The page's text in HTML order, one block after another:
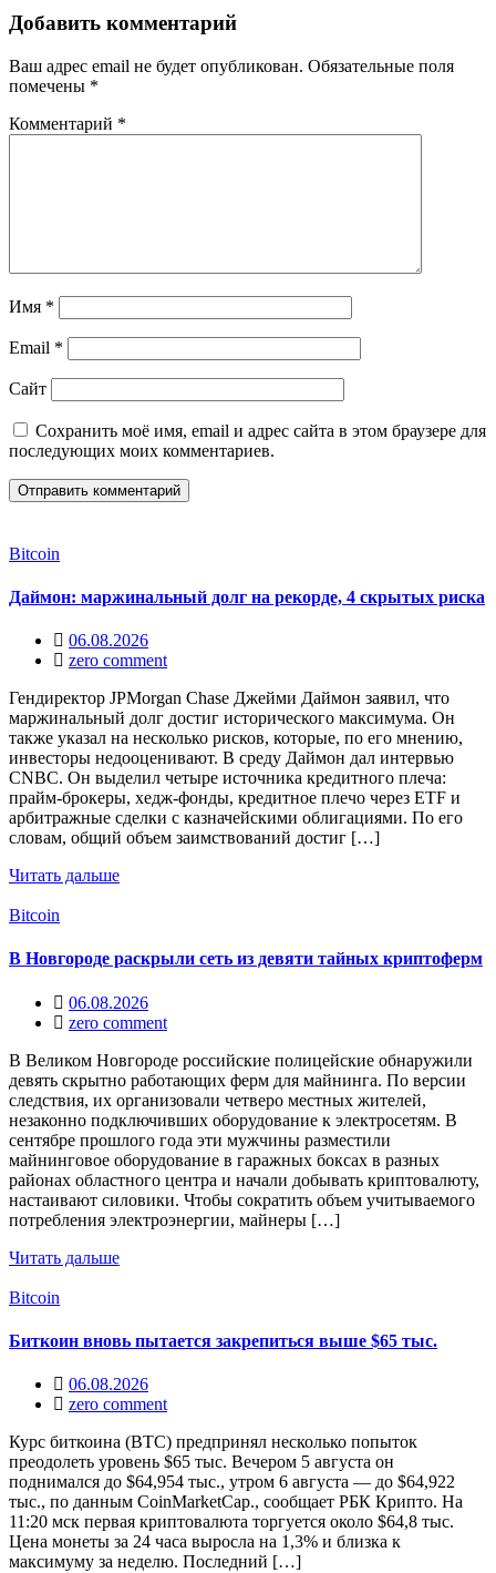
Добавить комментарий
Ваш адрес email не будет опубликован. Обязательные поля
помечены *
Комментарий *
Имя *
Email *
Сайт
Сохранить моё имя, email и адрес сайта в этом браузере для
последующих моих комментариев.
Bitcoin
Даймон: маржинальный долг на рекорде, 4 скрытых риска
06.08.2026
zero comment
Гендиректор JPMorgan Chase Джейми Даймон заявил, что
маржинальный долг достиг исторического максимума. Он
также указал на несколько рисков, которые, по его мнению,
инвесторы недооценивают. В среду Даймон дал интервью
CNBC. Он выделил четыре источника кредитного плеча:
прайм-брокеры, хедж-фонды, кредитное плечо через ETF и
арбитражные сделки с казначейскими облигациями. По его
словам, общий объем заимствований достиг […]
Читать дальше
Bitcoin
В Новгороде раскрыли сеть из девяти тайных криптоферм
06.08.2026
zero comment
В Великом Новгороде российские полицейские обнаружили
девять скрытно работающих ферм для майнинга. По версии
следствия, их организовали четверо местных жителей,
незаконно подключивших оборудование к электросетям. В
сентябре прошлого года эти мужчины разместили
майнинговое оборудование в гаражных боксах в разных
районах областного центра и начали добывать криптовалюту,
настаивают силовики. Чтобы сократить объем учитываемого
потребления электроэнергии, майнеры […]
Читать дальше
Bitcoin
Биткоин вновь пытается закрепиться выше $65 тыс.
06.08.2026
zero comment
Курс биткоина (BTC) предпринял несколько попыток
преодолеть уровень $65 тыс. Вечером 5 августа он
поднимался до $64,954 тыс., утром 6 августа — до $64,922
тыс., по данным CoinMarketCap., сообщает РБК Крипто. На
11:20 мск первая криптовалюта торгуется около $64,8 тыс.
Цена монеты за 24 часа выросла на 1,3% и близка к
максимуму за неделю. Последний […]